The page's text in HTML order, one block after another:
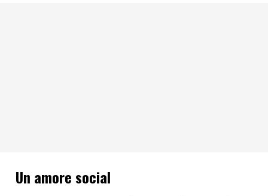
Un amore social